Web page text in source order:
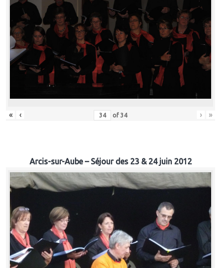
« ‹ of 34 › »
Arcis-sur-Aube – Séjour des 23 & 24 juin 2012